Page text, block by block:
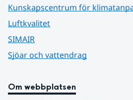
Kunskapscentrum för
Luftkvalitet
SIMAIR
Sjöar och vattendrag
Om webbplatsen